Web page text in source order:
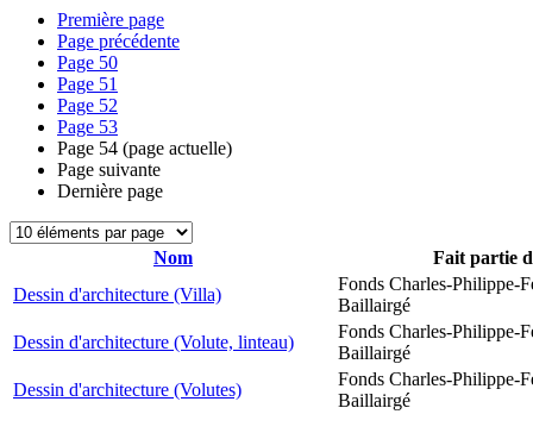
Première page
Page précédente
Page 50
Page 51
Page 52
Page 53
Page 54 (page actuelle)
Page suivante
Dernière page
Nom
Fait partie
Dessin d'architecture (Villa)
Fonds Charles-Philippe-
Baillairgé
Dessin d'architecture (Volute, linteau)
Fonds Charles-Philippe-
Baillairgé
Dessin d'architecture (Volutes)
Fonds Charles-Philippe-
Baillairgé